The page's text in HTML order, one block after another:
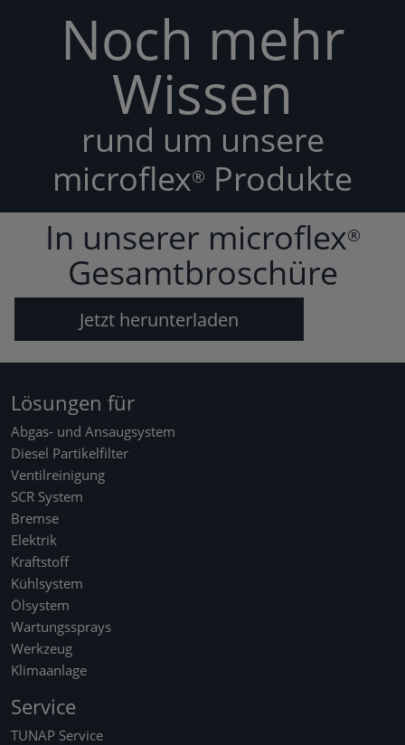
Noch mehr
Wissen
rund um unsere
microflex® Produkte
In unserer microflex®
Gesamtbroschüre
Jetzt herunterladen
Lösungen für
Abgas- und Ansaugsystem
Diesel Partikelfilter
Ventilreinigung
SCR System
Bremse
Elektrik
Kraftstoff
Kühlsystem
Ölsystem
Wartungssprays
Werkzeug
Klimaanlage
Service
TUNAP Service